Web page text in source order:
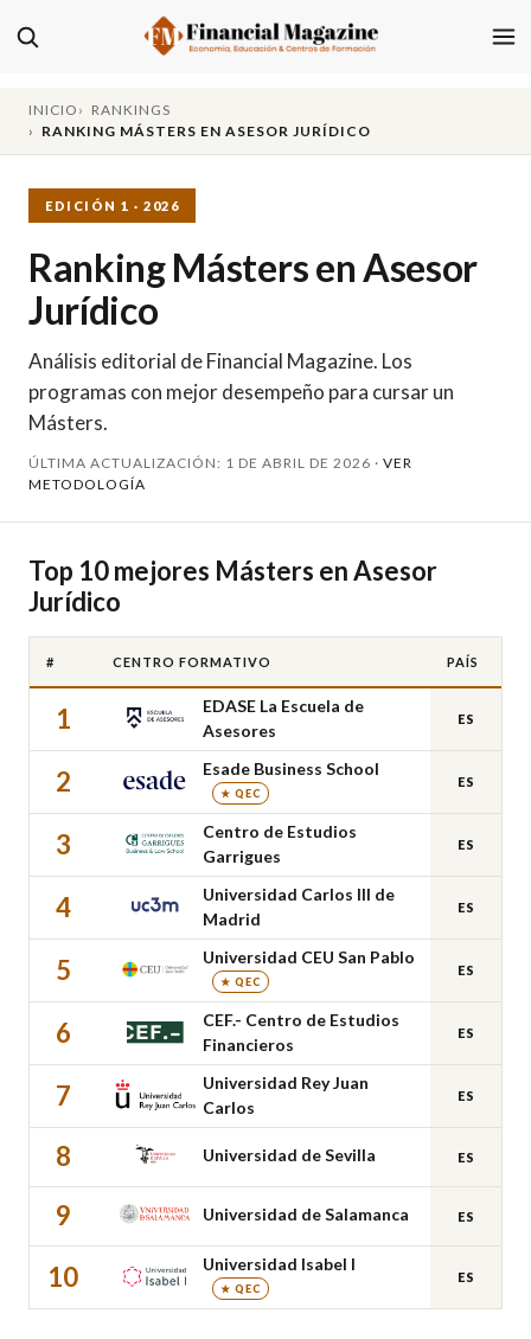
INICIO
RANKINGS
RANKING MÁSTERS EN ASESOR JURÍDICO
EDICIÓN 1 · 2026
Ranking Másters en Asesor
Jurídico
Análisis editorial de Financial Magazine. Los
programas con mejor desempeño para cursar un
Másters.
ÚLTIMA ACTUALIZACIÓN: 1 DE ABRIL DE 2026 · VER
METODOLOGÍA
Top 10 mejores Másters en Asesor
Jurídico
# CENTRO FORMATIVO PAÍS
1
EDASE La Escuela de
Asesores
ES
2 Esade Business School
★ QEC
ES
3
Centro de Estudios
Garrigues
ES
4
Universidad Carlos III de
Madrid
ES
5 Universidad CEU San Pablo
★ QEC
ES
6
CEF.- Centro de Estudios
Financieros
ES
7
Universidad Rey Juan
Carlos
ES
8 Universidad de Sevilla ES
9 Universidad de Salamanca ES
10 Universidad Isabel I
★ QEC
ES